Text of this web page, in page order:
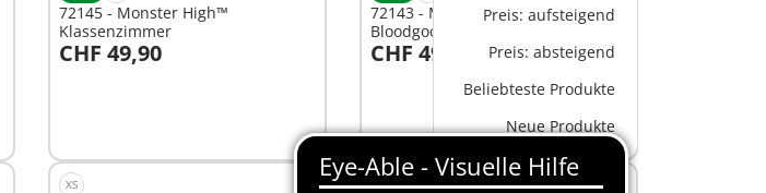
Preis: aufsteigend
Preis: absteigend
Beliebteste Produkte
Neue Produkte
72145 - Monster High™
Klassenzimmer
CHF 49,90
In den Warenkorb
72143 - Monster High™
Bloodgood's Büro
CHF 49,90
In den Warenkorb
XS XS